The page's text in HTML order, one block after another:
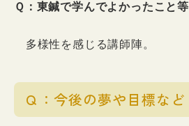
Ｑ：東鍼で学んでよかったこと等
多様性を感じる講師陣。
Ｑ：今後の夢や目標など